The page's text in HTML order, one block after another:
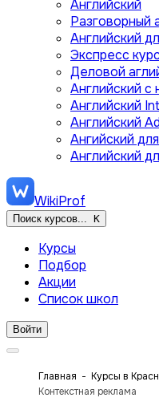
Английский
Разговорный
Английский
Экспресс
Деловой
Английский с
Английский
Английский
Ангийский
Английский
WikiProf
Поиск курсов... K
Курсы
Подбор
Акции
Список школ
Войти
Главная Курсы в
Контекстная реклама